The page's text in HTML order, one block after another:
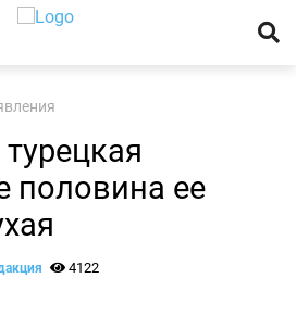
половина ее
4122